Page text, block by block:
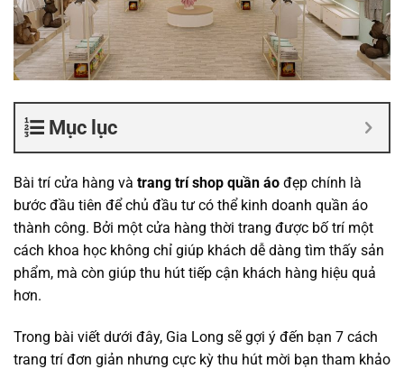
Mục lục
Bài trí cửa hàng và trang trí shop quần áo đẹp chính là
bước đầu tiên để chủ đầu tư có thể kinh doanh quần áo
thành công. Bởi một cửa hàng thời trang được bố trí một
cách khoa học không chỉ giúp khách dễ dàng tìm thấy sản
phẩm, mà còn giúp thu hút tiếp cận khách hàng hiệu quả
hơn.
Trong bài viết dưới đây, Gia Long sẽ gợi ý đến bạn 7 cách
trang trí đơn giản nhưng cực kỳ thu hút mời bạn tham khảo